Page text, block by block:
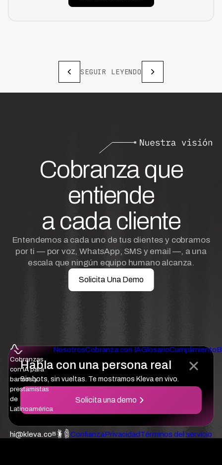
SEGUIR LEYENDO
Habla con una persona real
Sin bots, sin vueltas. Te mostramos Kleva en vivo.
Solicita una demo
Cobranza que
entiende
a cada cliente
Entendemos a cada uno de tus clientes y cobramos
por ti — por voz, WhatsApp, SMS y email —, a una
escala que ningún equipo humano alcanza.
Solicita Una Demo
Cobranzas
con IA para
bancos y
prestamistas
de
Latinoamérica
NosotrosCobranza con IAGlosarioCumplimiento
hi@kleva.co ConfianzaPrivacidadTérminos del servicio